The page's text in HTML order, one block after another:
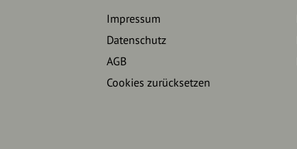
Impressum
Datenschutz
AGB
Cookies zurücksetzen